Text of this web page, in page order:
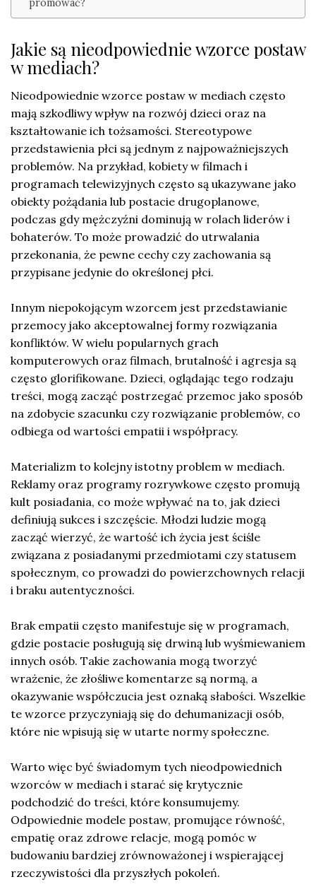
Jakie są nieodpowiednie wzorce postaw
w mediach?
Nieodpowiednie wzorce postaw w mediach często
mają szkodliwy wpływ na rozwój dzieci oraz na
kształtowanie ich tożsamości. Stereotypowe
przedstawienia płci są jednym z najpoważniejszych
problemów. Na przykład, kobiety w filmach i
programach telewizyjnych często są ukazywane jako
obiekty pożądania lub postacie drugoplanowe,
podczas gdy mężczyźni dominują w rolach liderów i
bohaterów. To może prowadzić do utrwalania
przekonania, że pewne cechy czy zachowania są
przypisane jedynie do określonej płci.
Innym niepokojącym wzorcem jest przedstawianie
przemocy jako akceptowalnej formy rozwiązania
konfliktów. W wielu popularnych grach
komputerowych oraz filmach, brutalność i agresja są
często glorifikowane. Dzieci, oglądając tego rodzaju
treści, mogą zacząć postrzegać przemoc jako sposób
na zdobycie szacunku czy rozwiązanie problemów, co
odbiega od wartości empatii i współpracy.
Materializm to kolejny istotny problem w mediach.
Reklamy oraz programy rozrywkowe często promują
kult posiadania, co może wpływać na to, jak dzieci
definiują sukces i szczęście. Młodzi ludzie mogą
zacząć wierzyć, że wartość ich życia jest ściśle
związana z posiadanymi przedmiotami czy statusem
społecznym, co prowadzi do powierzchownych relacji
i braku autentyczności.
Brak empatii często manifestuje się w programach,
gdzie postacie posługują się drwiną lub wyśmiewaniem
innych osób. Takie zachowania mogą tworzyć
wrażenie, że złośliwe komentarze są normą, a
okazywanie współczucia jest oznaką słabości. Wszelkie
te wzorce przyczyniają się do dehumanizacji osób,
które nie wpisują się w utarte normy społeczne.
Warto więc być świadomym tych nieodpowiednich
wzorców w mediach i starać się krytycznie
podchodzić do treści, które konsumujemy.
Odpowiednie modele postaw, promujące równość,
empatię oraz zdrowe relacje, mogą pomóc w
budowaniu bardziej zrównoważonej i wspierającej
rzeczywistości dla przyszłych pokoleń.